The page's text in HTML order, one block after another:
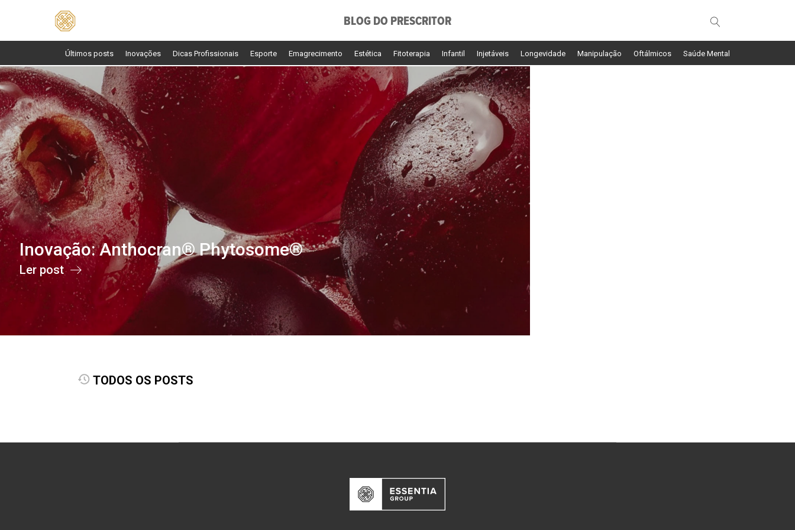
BLOG DO PRESCRITOR
Últimos posts Inovações Dicas Profissionais Esporte Emagrecimento Estética Fitoterapia Infantil Injetáveis Longevidade Manipulação Oftálmicos Saúde Mental
Inovação: Anthocran® Phytosome®
Ler post
TODOS OS POSTS